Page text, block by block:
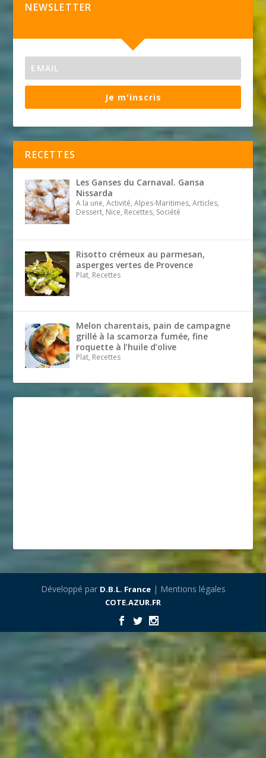
NEWSLETTER
Je m'inscris
RECETTES
Les Ganses du Carnaval. Gansa
Nissarda
A la une, Activité, Alpes-Maritimes, Articles,
Dessert, Nice, Recettes, Société
Risotto crémeux au parmesan,
asperges vertes de Provence
Plat, Recettes
Melon charentais, pain de campagne
grillé à la scamorza fumée, fine
roquette à l’huile d’olive
Plat, Recettes
Développé par D.B.L. France| Mentions légales
COTE.AZUR.FR